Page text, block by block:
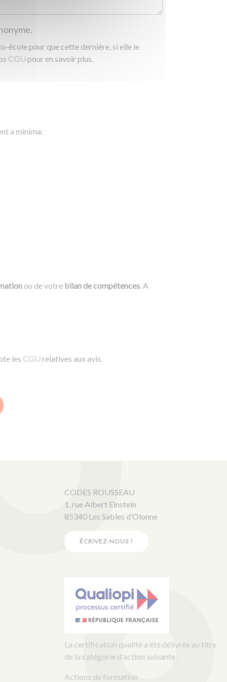
école pour que cette dernière, si elle le
CGUpour en savoir plus.
a minima:
ou de votre bilan de compétences. A
les CGUrelatives aux avis.
CODES ROUSSEAU
1, rue Albert Einstein
85340 Les Sables d’Olonne
ÉCRIVEZ-NOUS !
La certification qualité a été délivrée au titre
de la catégorie d'action suivante :
Actions de formation